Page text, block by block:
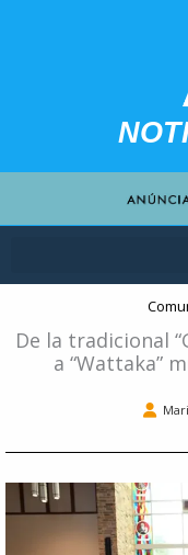
De la tradicional
a “Wattaka”